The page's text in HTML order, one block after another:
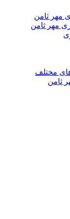
مهر ثامن
مهر ثامن
مختلف
ثامن